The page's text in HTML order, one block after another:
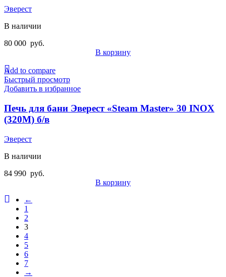
Эверест
В наличии
80 000 руб.
В корзину
Add to compare
Быстрый просмотр
Добавить в избранное
Печь для бани Эверест «Steam Master» 30 INOX
(320М) б/в
Эверест
В наличии
84 990 руб.
В корзину
←
1
2
3
4
5
6
7
→